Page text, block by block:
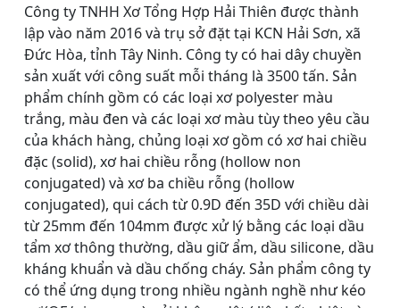
Công ty TNHH Xơ Tổng Hợp Hải Thiên được thành
lập vào năm 2016 và trụ sở đặt tại KCN Hải Sơn, xã
Đức Hòa, tỉnh Tây Ninh. Công ty có hai dây chuyền
sản xuất với công suất mỗi tháng là 3500 tấn. Sản
phẩm chính gồm có các loại xơ polyester màu
trắng, màu đen và các loại xơ màu tùy theo yêu cầu
của khách hàng, chủng loại xơ gồm có xơ hai chiều
đặc (solid), xơ hai chiều rỗng (hollow non
conjugated) và xơ ba chiều rỗng (hollow
conjugated), qui cách từ 0.9D đến 35D với chiều dài
từ 25mm đến 104mm được xử lý bằng các loại dầu
tẩm xơ thông thường, dầu giữ ẩm, dầu silicone, dầu
kháng khuẩn và dầu chống cháy. Sản phẩm công ty
có thể ứng dụng trong nhiều ngành nghề như kéo